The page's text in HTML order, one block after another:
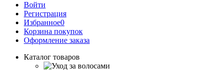
Войти
Регистрация
Избранное0
Корзина покупок
Оформление заказа
Каталог товаров